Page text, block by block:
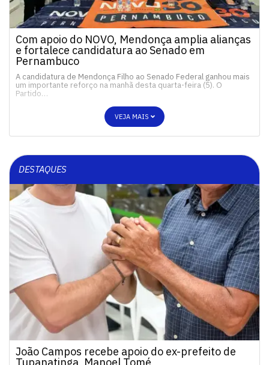
Com apoio do NOVO, Mendonça amplia alianças
e fortalece candidatura ao Senado em
Pernambuco
A candidatura de Mendonça Filho ao Senado Federal ganhou mais
um importante reforço na manhã desta quarta-feira (5). O
Partido…
VEJA MAIS
DESTAQUES
João Campos recebe apoio do ex-prefeito de
Tupanatinga, Manoel Tomé